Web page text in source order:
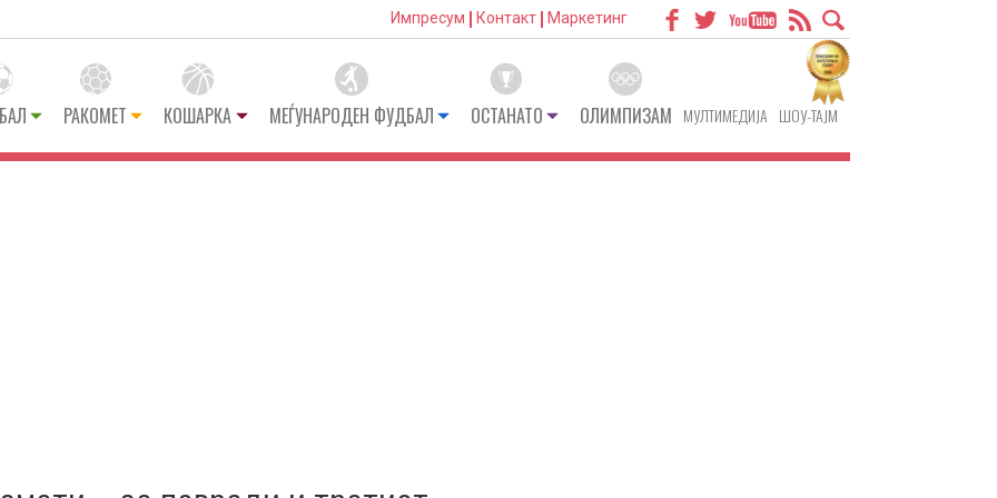
Импресум Контакт Маркетинг
РАКОМЕТ КОШАРКА МЕЃУНАРОДЕН ФУДБАЛ ОСТАНАТО ОЛИМПИЗАМ МУЛТИМЕДИЈА ШОУ-ТАЈМ